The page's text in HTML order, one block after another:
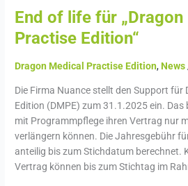
End of life für
Practise Edition“
Dragon Medical Practise Edition,News
Die Firma Nuance stellt den Support für
Edition (DMPE) zum 31.1.2025 ein. Das
mit Programmpflege ihren Vertrag nur
verlängern können. Die Jahresgebühr
anteilig bis zum Stichdatum berechnet.
Vertrag können bis zum Stichtag im